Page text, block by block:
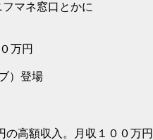
マネ窓口とかに
万円
）登場
高額収入。月収１００万円